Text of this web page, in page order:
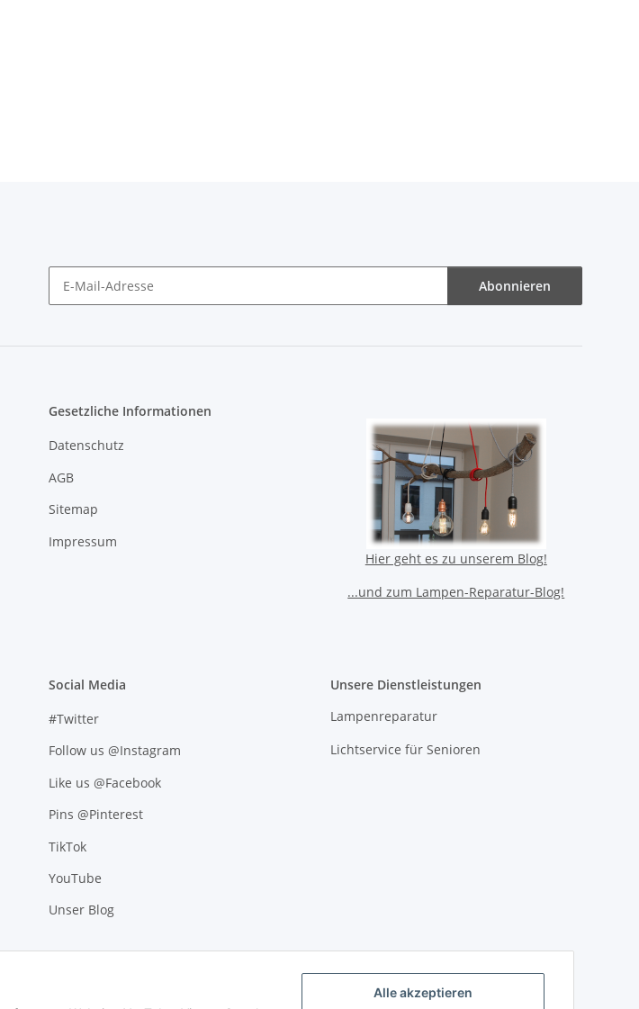
Alle akzeptieren
Abonnieren
Gesetzliche Informationen
Datenschutz
AGB
Sitemap
Impressum
Hier geht es zu unserem Blog!
...und zum Lampen-Reparatur-Blog!
Social Media
#Twitter
Follow us @Instagram
Like us @Facebook
Pins @Pinterest
TikTok
YouTube
Unser Blog
Unsere Dienstleistungen
Lampenreparatur
Lichtservice für Senioren